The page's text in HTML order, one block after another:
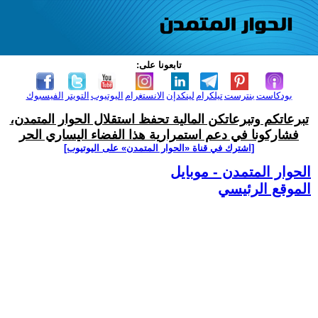
تابعونا على:
الفيسبوك التويتر اليوتيوب الانستغرام لينكدإن تيلكرامبنترست بودكاست
تبرعاتكم وتبرعاتكن المالية تحفظ استقلال الحوار المتمدن،
فشاركونا في دعم استمرارية هذا الفضاء اليساري الحر
[اشترك في قناة ‫«الحوار المتمدن» على اليوتيوب]
الحوار المتمدن - موبايل
الموقع الرئيسي